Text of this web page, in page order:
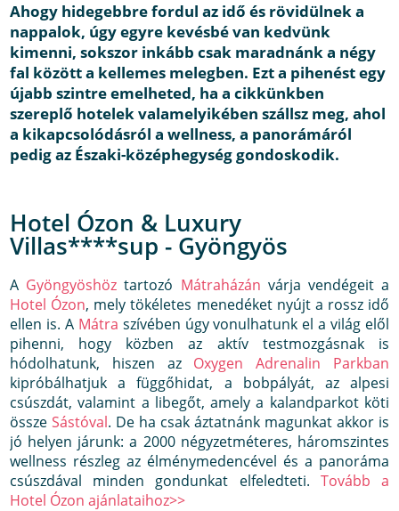
Ahogy hidegebbre fordul az idő és rövidülnek a
nappalok, úgy egyre kevésbé van kedvünk
kimenni, sokszor inkább csak maradnánk a négy
fal között a kellemes melegben. Ezt a pihenést egy
újabb szintre emelheted, ha a cikkünkben
szereplő hotelek valamelyikében szállsz meg, ahol
a kikapcsolódásról a wellness, a panorámáról
pedig az Északi-középhegység gondoskodik.
Hotel Ózon & Luxury
Villas****sup - Gyöngyös
A Gyöngyöshöz tartozó Mátraházán várja vendégeit a
Hotel Ózon, mely tökéletes menedéket nyújt a rossz idő
ellen is. A Mátra szívében úgy vonulhatunk el a világ elől
pihenni, hogy közben az aktív testmozgásnak is
hódolhatunk, hiszen az Oxygen Adrenalin Parkban
kipróbálhatjuk a függőhidat, a bobpályát, az alpesi
csúszdát, valamint a libegőt, amely a kalandparkot köti
összeSástóval. De ha csak áztatnánk magunkat akkor is
jó helyen járunk: a 2000 négyzetméteres, háromszintes
wellness részleg az élménymedencével és a panoráma
csúszdával minden gondunkat elfeledteti. Tovább a
Hotel Ózon ajánlataihoz>>